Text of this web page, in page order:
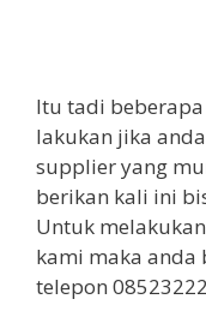
Itu tadi
lakukan jika
supplier yang
berikan kali ini
Untuk
kami maka anda
telepon